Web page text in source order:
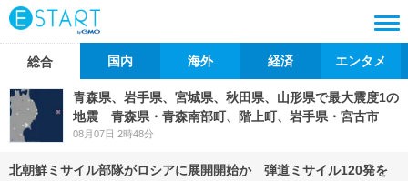
総合 国内 海外 経済 エンタメ
青森県、岩手県、宮城県、秋田県、山形県で最大震度1の
地震 青森県・青森南部町、階上町、岩手県・宮古市
08月07日 2時48分
北朝鮮ミサイル部隊がロシアに展開開始か 弾道ミサイル120発を